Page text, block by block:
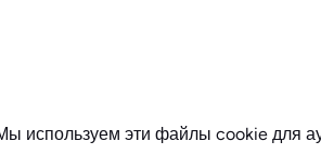
эти файлы cookie для